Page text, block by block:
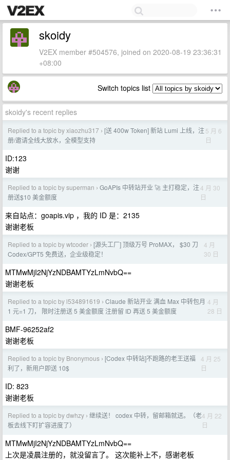
skoidy
V2EX member #504576, joined on 2020-08-19 23:36:31
+08:00
Switch topics list
skoidy's recent replies
Replied to a topic by xiaozhu317 › [送 400w Token] 新站 Lumi 上线，注
册/邀请全线大放水，全模型支持
5 月 6
日
ID:123
谢谢
Replied to a topic by superman › GoAPIs 中转站开业 🚀 主打稳定，注
册送$10 美金额度
4 月 30
日
来自站点：goapis.vip ，我的 ID 是：2135
谢谢老板
Replied to a topic by wtcoder › [源头工厂] 顶级万号 ProMAX， $30 刀
Codex/GPT5 免费送，企业级稳定！
4 月
30 日
MTMwMjI2NjYzNDBAMTYzLmNvbQ==
谢谢老板
Replied to a topic by l534891619 › Claude 新站开业 满血 Max 中转包月
1 元=1 刀， 限时注册送 5 美金额度 注册留 ID 再送 5 美金额度
4 月
28 日
BMF-96252af2
谢谢老板
Replied to a topic by Bnonymous › [Codex 中转站]不跑路的老王送福
利了，新用户即送 10$
4 月 25
日
ID: 823
谢谢老板
Replied to a topic by dwhzy › 继续送！ codex 中转，留邮箱就送。（老
板去线下盯扩容进度了）
4 月 22
日
MTMwMjI2NjYzNDBAMTYzLmNvbQ==
上次是凌晨注册的，就没留言了。 这次能补上不，感谢老板